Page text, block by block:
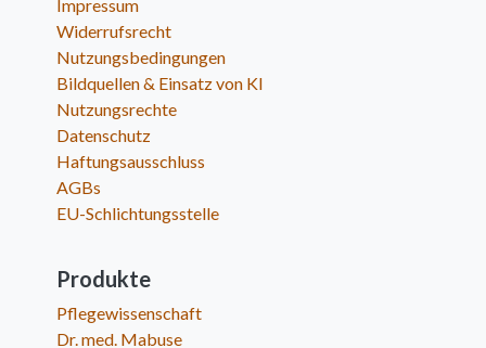
Impressum
Widerrufsrecht
Nutzungsbedingungen
Bildquellen & Einsatz von KI
Nutzungsrechte
Datenschutz
Haftungsausschluss
AGBs
EU-Schlichtungsstelle
Produkte
Pflegewissenschaft
Dr. med. Mabuse